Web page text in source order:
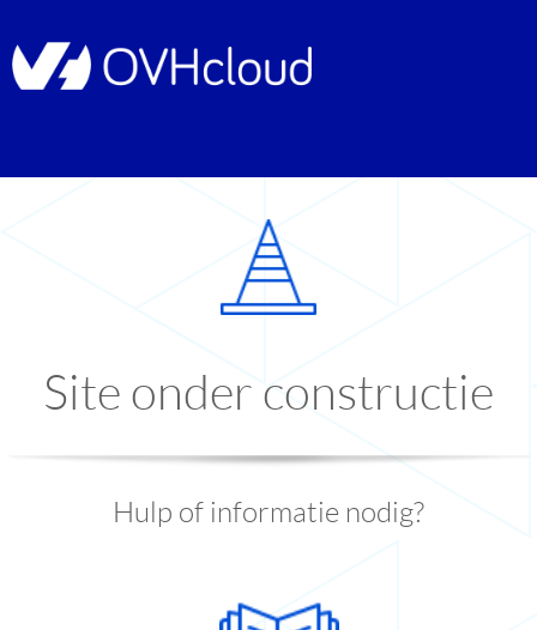
Site onder constructie
Hulp of informatie nodig?